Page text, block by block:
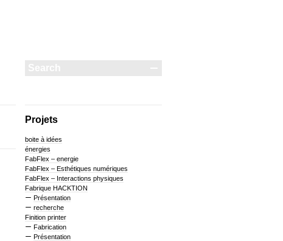
Projets
boite à idées
énergies
FabFlex – energie
FabFlex – Esthétiques numériques
FabFlex – Interactions physiques
Fabrique HACKTION
Présentation
recherche
Finition printer
Fabrication
Présentation